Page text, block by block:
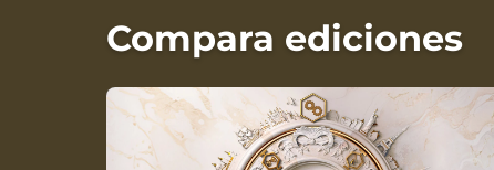
Compara ediciones